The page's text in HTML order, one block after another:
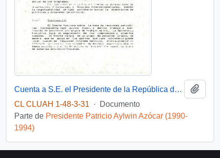
Cuenta a S.E. el Presidente de la República de principales temas tratados en el Comité Económico Social
CL CLUAH 1-48-3-31
·
Documento
Parte de Presidente Patricio Aylwin Azócar (1990-
1994)